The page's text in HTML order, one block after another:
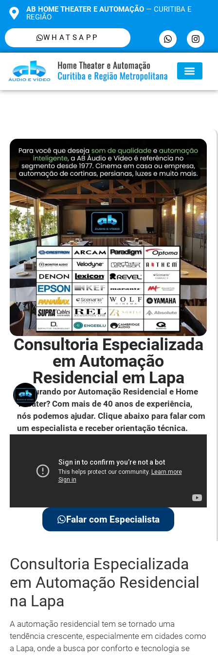
AB HOME THEATER E AUTOMAÇÃO— CURITIBA E
REGIÃO
WHATSAPP
Consultoria Especializada
em Automação
Residencial em Lapa
Procurando por Automação Residencial e Home
Theater? Com mais de 40 anos de experiência,
nós podemos ajudar. Clique abaixo para falar com
um especialista e receber orientação técnica.
Falar com Especialista
Consultoria Especializada
em Automação Residencial
na Lapa
A automação residencial tem se tornado uma
tendência crescente, especialmente em cidades como
a Lapa, onde a busca por conforto e tecnologia se